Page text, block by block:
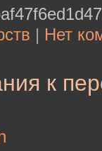
| Нет
к